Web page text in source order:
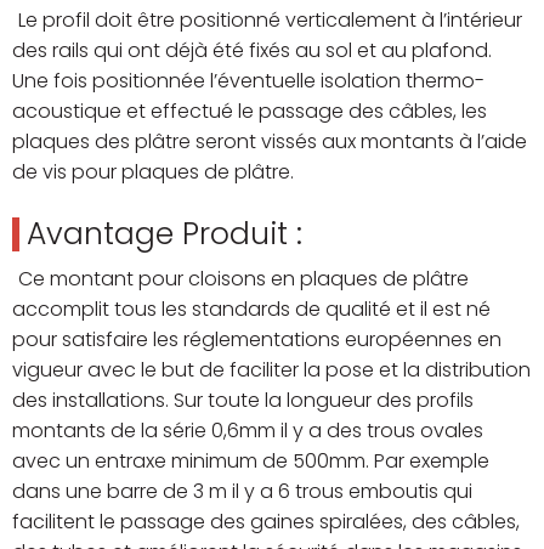
Le profil doit être positionné verticalement à l’intérieur
des rails qui ont déjà été fixés au sol et au plafond.
Une fois positionnée l’éventuelle isolation thermo-
acoustique et effectué le passage des câbles, les
plaques des plâtre seront vissés aux montants à l’aide
de vis pour plaques de plâtre.
Avantage Produit :
Ce montant pour cloisons en plaques de plâtre
accomplit tous les standards de qualité et il est né
pour satisfaire les réglementations européennes en
vigueur avec le but de faciliter la pose et la distribution
des installations. Sur toute la longueur des profils
montants de la série 0,6mm il y a des trous ovales
avec un entraxe minimum de 500mm. Par exemple
dans une barre de 3 m il y a 6 trous emboutis qui
facilitent le passage des gaines spiralées, des câbles,